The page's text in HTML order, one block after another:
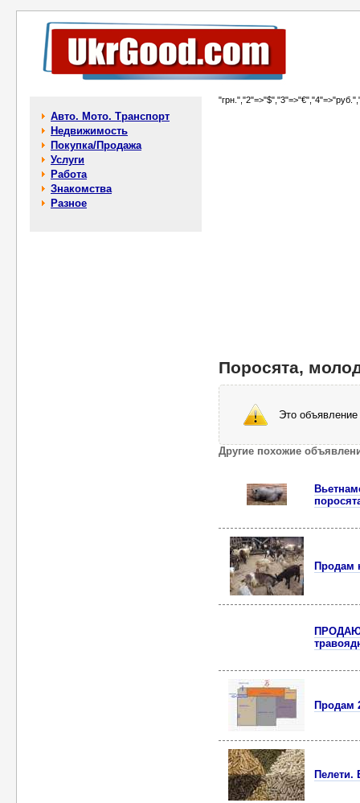
Авто. Мото. Транспорт
Недвижимость
Покупка/Продажа
Услуги
Работа
Знакомства
Разное
Поросята,
Это
Другие похожие
Продам
ПРОДАЮ
Продам
Пелети.